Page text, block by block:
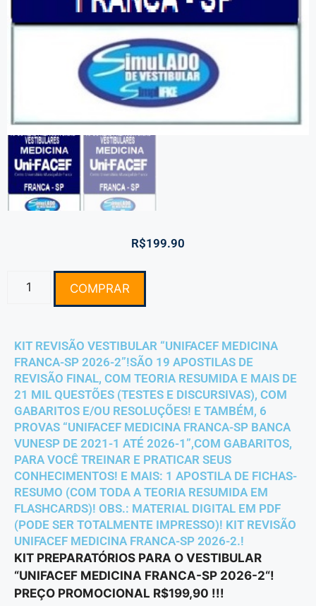
R$199.90
COMPRAR
KIT REVISÃO VESTIBULAR “UNIFACEF MEDICINA
FRANCA-SP 2026-2”!SÃO 19 APOSTILAS DE
REVISÃO FINAL, COM TEORIA RESUMIDA E MAIS DE
21 MIL QUESTÕES (TESTES E DISCURSIVAS), COM
GABARITOS E/OU RESOLUÇÕES! E TAMBÉM, 6
PROVAS “UNIFACEF MEDICINA FRANCA-SP BANCA
VUNESP DE 2021-1 ATÉ 2026-1”,COM GABARITOS,
PARA VOCÊ TREINAR E PRATICAR SEUS
CONHECIMENTOS! E MAIS: 1 APOSTILA DE FICHAS-
RESUMO (COM TODA A TEORIA RESUMIDA EM
FLASHCARDS)! OBS.: MATERIAL DIGITAL EM PDF
(PODE SER TOTALMENTE IMPRESSO)! KIT REVISÃO
UNIFACEF MEDICINA FRANCA-SP 2026-2.!
KIT PREPARATÓRIOS PARA O VESTIBULAR
“UNIFACEF MEDICINA FRANCA-SP 2026-2“!
PREÇO PROMOCIONAL R$199,90 !!!